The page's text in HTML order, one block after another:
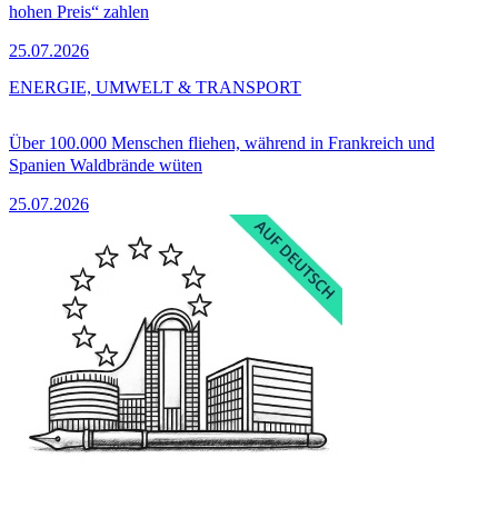
hohen Preis“ zahlen
25.07.2026
Über 100.000 Menschen fliehen, während in Frankreich und
Spanien Waldbrände wüten
25.07.2026
ENERGIE, UMWELT & TRANSPORT